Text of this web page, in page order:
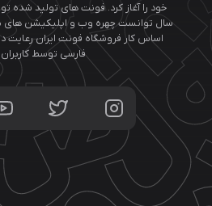
خود را آغاز کرد. فونت های تولید
سال توانست چهره وب و اپلیکیشن های
اساس کار فروشگاه فونت ایران رعایت
فارسی توسط